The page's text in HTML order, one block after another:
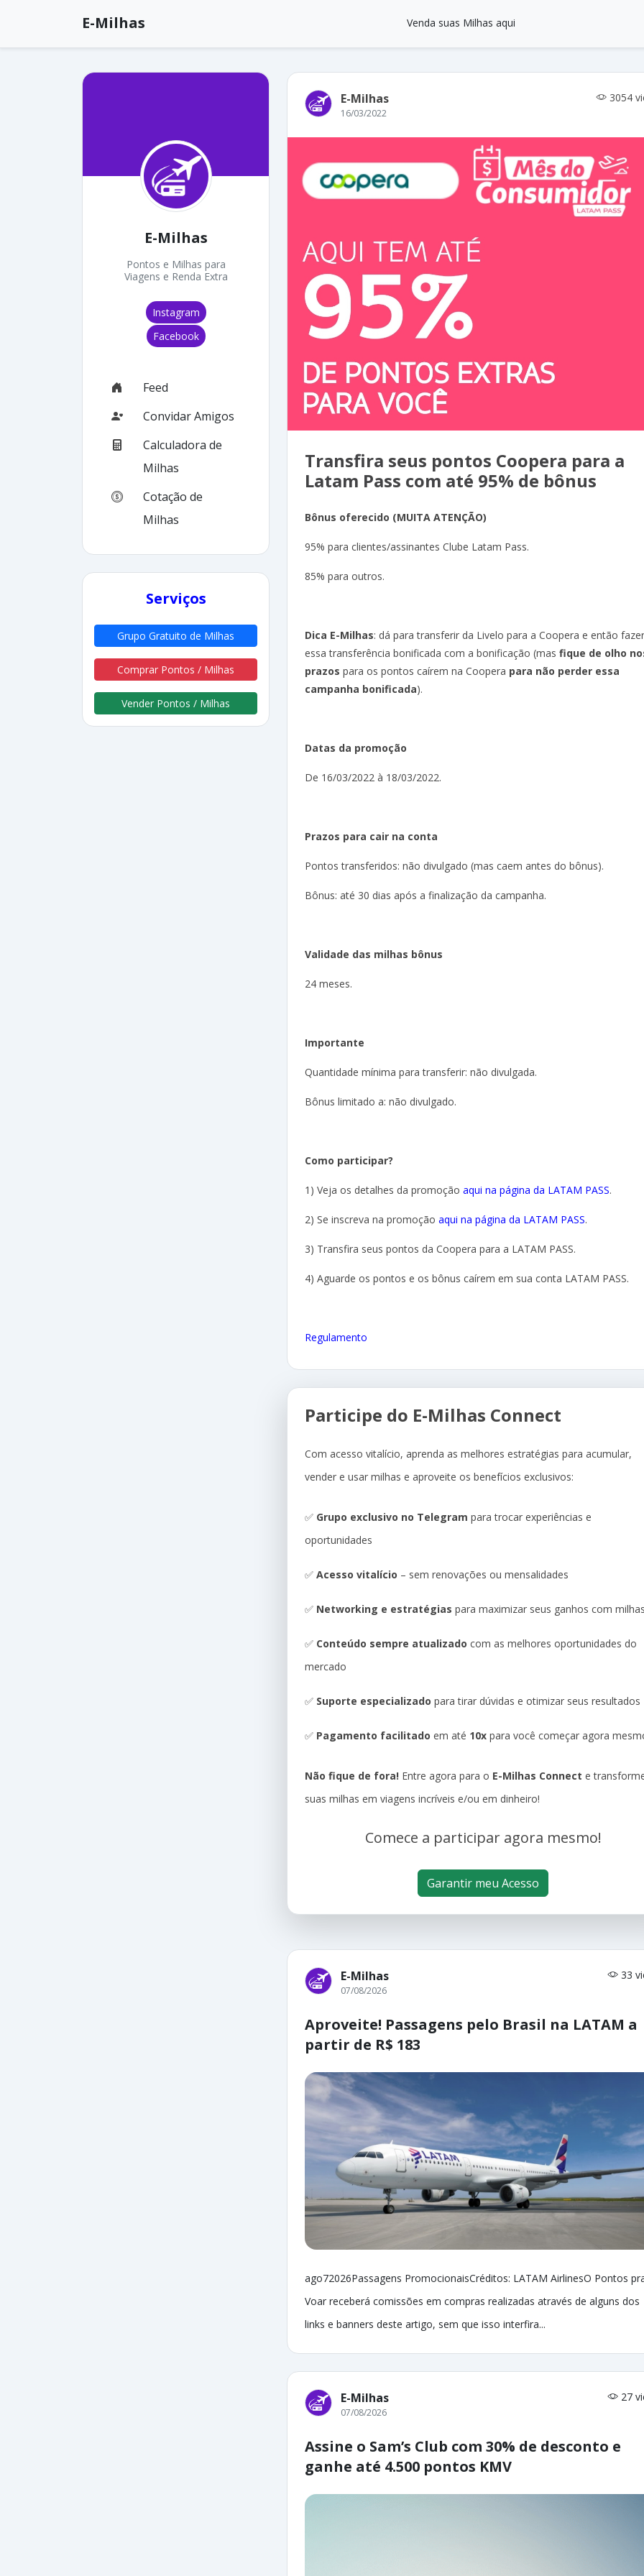
E-Milhas Venda suas Milhas aqui
E-Milhas
Pontos e Milhas para
Viagens e Renda Extra
Instagram
Facebook
Feed
Convidar Amigos
Calculadora de
Milhas
Cotação de
Milhas
Serviços
Grupo Gratuito de Milhas
Comprar Pontos / Milhas
Vender Pontos / Milhas
E-Milhas 3054
16/03/2022
Transfira seus pontos Coopera para a
Latam Pass com até 95% de bônus
Bônus oferecido (MUITA ATENÇÃO)
95% para clientes/assinantes Clube Latam Pass.
85% para outros.
Dica E-Milhas: dá para transferir da Livelo para a Coopera e então fazer
essa transferência bonificada com a bonificação (mas fique de olho
prazos para os pontos caírem na Coopera para não perder essa
campanha bonificada).
Datas da promoção
De 16/03/2022 à 18/03/2022.
Prazos para cair na conta
Pontos transferidos: não divulgado (mas caem antes do bônus).
Bônus: até 30 dias após a finalização da campanha.
Validade das milhas bônus
24 meses.
Importante
Quantidade mínima para transferir: não divulgada.
Bônus limitado a: não divulgado.
Como participar?
1) Veja os detalhes da promoção aqui na página da LATAM PASS.
2) Se inscreva na promoção aqui na página da LATAM PASS.
3) Transfira seus pontos da Coopera para a LATAM PASS.
4) Aguarde os pontos e os bônus caírem em sua conta LATAM PASS.
Regulamento
Participe do E-Milhas Connect
Com acesso vitalício, aprenda as melhores estratégias para acumular,
vender e usar milhas e aproveite os benefícios exclusivos:
✅ Grupo exclusivo no Telegram para trocar experiências e
oportunidades
✅ Acesso vitalício – sem renovações ou mensalidades
✅ Networking e estratégias para maximizar seus ganhos com
✅ Conteúdo sempre atualizado com as melhores oportunidades do
mercado
✅ Suporte especializado para tirar dúvidas e otimizar seus resultados
✅ Pagamento facilitado em até 10x para você começar agora
Não fique de fora! Entre agora para o E-Milhas Connect e
suas milhas em viagens incríveis e/ou em dinheiro!
Comece a participar agora mesmo!
Garantir meu Acesso
E-Milhas 33
07/08/2026
Aproveite! Passagens pelo Brasil na LATAM a
partir de R$ 183
ago72026Passagens PromocionaisCréditos: LATAM AirlinesO Pontos
Voar receberá comissões em compras realizadas através de alguns dos
links e banners deste artigo, sem que isso interfira...
E-Milhas 27
07/08/2026
Assine o Sam’s Club com 30% de desconto e
ganhe até 4.500 pontos KMV